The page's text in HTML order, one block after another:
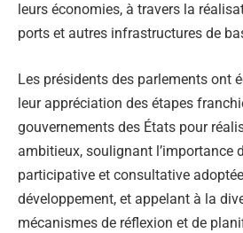
leurs économies, à travers la
ports et autres infrastructures de
Les présidents des parlements ont
leur appréciation des étapes
gouvernements des États pour
ambitieux, soulignant l’importance
participative et consultative
développement, et appelant à la
mécanismes de réflexion et de